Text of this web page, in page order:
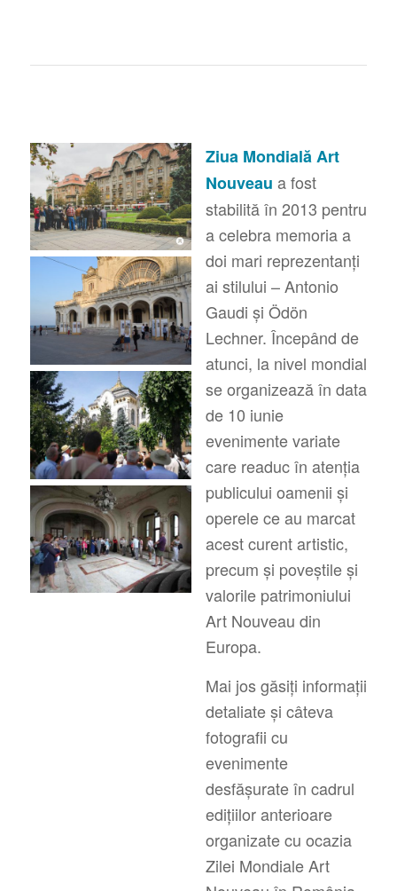
Ziua Mondială Art
Nouveau a fost
stabilită în 2013 pentru
a celebra memoria a
doi mari reprezentanți
ai stilului – Antonio
Gaudi și Ödön
Lechner. Începând de
atunci, la nivel mondial
se organizează în data
de 10 iunie
evenimente variate
care readuc în atenția
publicului oamenii și
operele ce au marcat
acest curent artistic,
precum și poveștile și
valorile patrimoniului
Art Nouveau din
Europa.
Mai jos găsiți informații
detaliate și câteva
fotografii cu
evenimente
desfășurate în cadrul
edițiilor anterioare
organizate cu ocazia
Zilei Mondiale Art